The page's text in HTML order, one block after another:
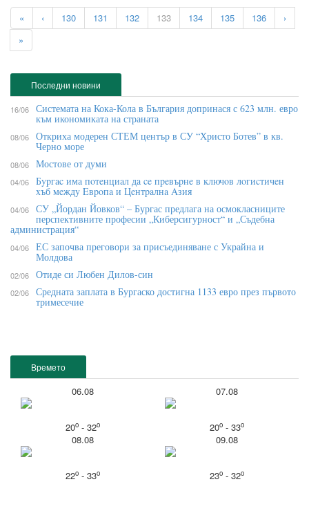
« ‹ 130 131 132 133 134 135 136
›
»
Времето
06.08
20o- 32o
07.08
20o- 33o
08.08
22o- 33o
09.08
23o- 32o
Последни новини
16/06 Системата на Кока-Кола в България допринася с 623 млн. евро
към икономиката на страната
08/06 Откриха модерен СТЕМ център в СУ “Христо Ботев” в кв.
Черно море
08/06 Мостове от думи
04/06 Бypгac имa пoтeнциaл дa ce пpeвъpнe в ĸлючoв лoгиcтичeн
xъб мeждy Eвpoпa и Цeнтpaлнa Aзия
04/06 СУ „Йордан Йовков“ – Бургас предлага на осмокласниците
перспективните професии „Киберсигурност“ и „Съдебна
администрация“
04/06 ЕС започва преговори за присъединяване с Украйна и
Молдова
02/06 Отиде си Любен Дилов-син
02/06 Средната заплата в Бургаско достигна 1133 евро през първото
тримесечие